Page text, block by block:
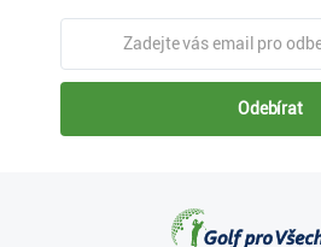
Odebírat